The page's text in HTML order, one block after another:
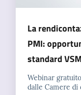
La
PMI:
standard
Webinar
dalle Camere di